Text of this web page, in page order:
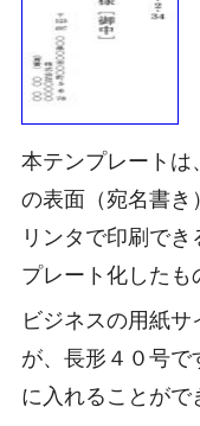
本テンプレートは
の表面（宛名書き
リンタで印刷で
プレート化したも
ビジネスの用紙
が、長形４０号で
に入れることがで